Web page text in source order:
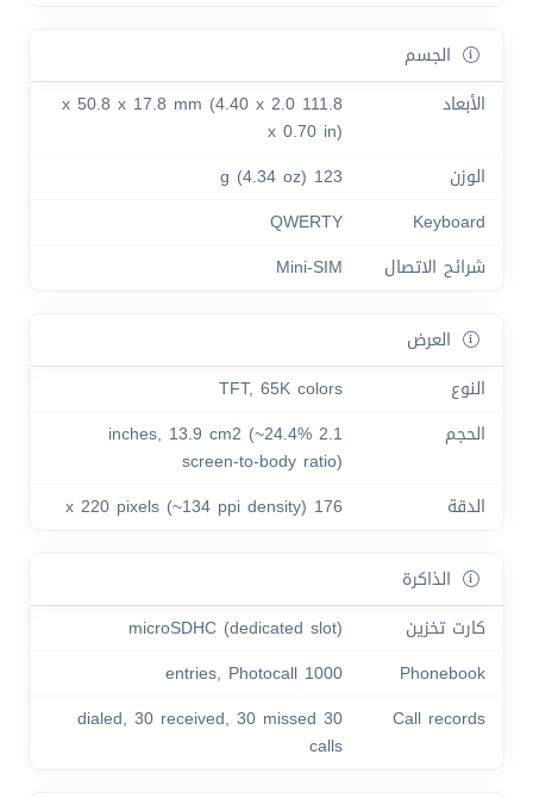
الجسم
الأبعاد
111.8 x 50.8 x 17.8 mm (4.40 x 2.0
x 0.70 in)
الوزن
123 g (4.34 oz)
Keyboard
QWERTY
شرائح الاتصال
Mini-SIM
العرض
النوع
TFT, 65K colors
الحجم
2.1 inches, 13.9 cm2 (~24.4%
screen-to-body ratio)
الدقة
176 x 220 pixels (~134 ppi density)
الذاكرة
كارت تخزين
microSDHC (dedicated slot)
Phonebook
1000 entries, Photocall
Call records
30 dialed, 30 received, 30 missed
calls